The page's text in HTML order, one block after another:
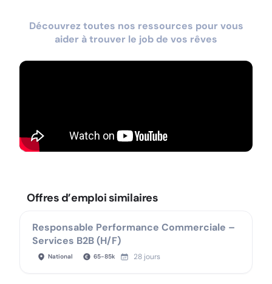
Découvrez toutes nos ressources pour vous
aider à trouver le job de vos rêves
Offres d’emploi similaires
Responsable Performance Commerciale –
Services B2B (H/F)
National 65-85k 28 jours